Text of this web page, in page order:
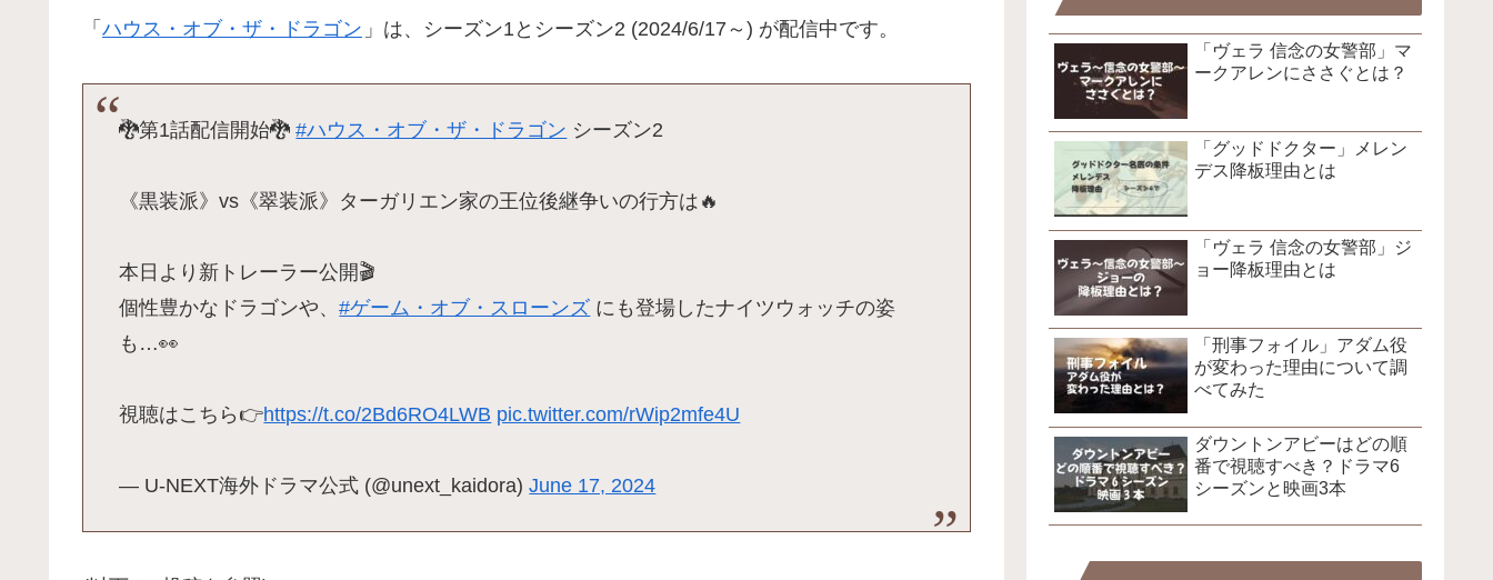
「 ハウス・オブ・ザ・ドラゴン 」は、シーズン1とシーズン2 (2024/6/17～) が配信中です。
🐉第1話配信開始🐉#ハウス・オブ・ザ・ドラゴン シーズン2
《黒装派》vs《翠装派》ターガリエン家の王位後継争いの行方は🔥
本日より新トレーラー公開🎬
個性豊かなドラゴンや、#ゲーム・オブ・スローンズ にも登場したナイツウォッチの姿
も…👀
視聴はこちら👉https://t.co/2Bd6RO4LWB pic.twitter.com/rWip2mfe4U
— U-NEXT海外ドラマ公式 (@unext_kaidora)June 17, 2024
「ヴェラ 信念の女警部」マ
ークアレンにささぐとは？
「グッドドクター」メレン
デス降板理由とは
「ヴェラ 信念の女警部」ジ
ョー降板理由とは
「刑事フォイル」アダム役
が変わった理由について調
べてみた
ダウントンアビーはどの順
番で視聴すべき？ドラマ6
シーズンと映画3本